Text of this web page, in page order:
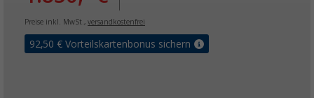
Preise inkl. MwSt., versandkostenfrei
92,50 € Vorteilskartenbonus sichern